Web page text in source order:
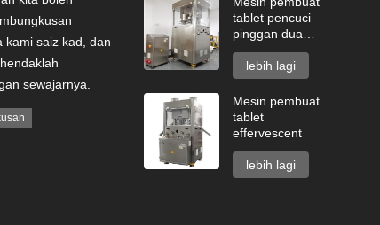
kami saiz kad, dan
sewajarnya.
tablet pencuci
pinggan dua
lapisan
lebih lagi
Mesin pembuat
tablet
effervescent
lebih lagi